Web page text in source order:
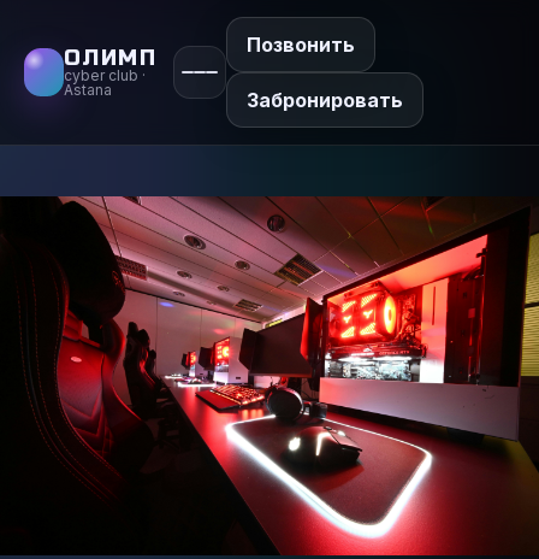
ОЛИМП
cyber club ·
Astana
Позвонить
Забронировать